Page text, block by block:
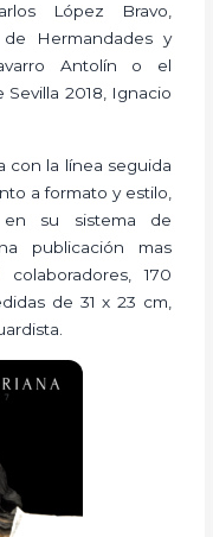
López Bravo,
Hermandades y
Antolín o el
2018, Ignacio
con la línea seguida
a formato y estilo,
en su sistema de
publicación mas
170
de 31 x 23 cm,